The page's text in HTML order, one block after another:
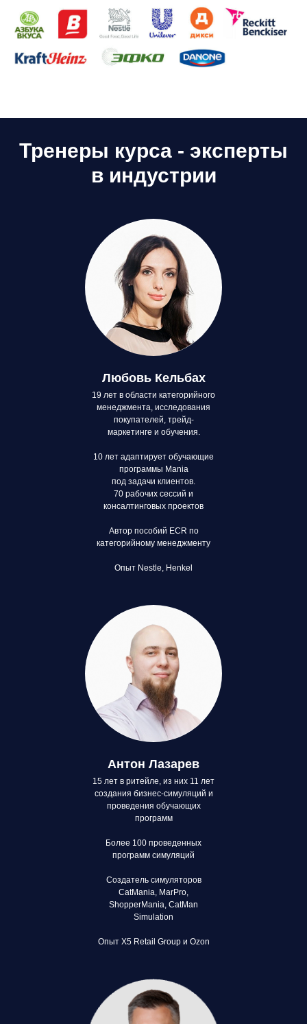
Тренеры курса - эксперты
в индустрии
Любовь Кельбах
19 лет в области категорийного
менеджмента, исследования
покупателей, трейд-
маркетинге и обучения.
10 лет адаптирует обучающие
программы Mania
под задачи клиентов.
70 рабочих сессий и
консалтинговых проектов
Автор пособий ECR по
категорийному менеджменту
Опыт Nestle, Henkel
Антон Лазарев
15 лет в ритейле, из них 11 лет
создания бизнес-симуляций и
проведения обучающих
программ
Более 100 проведенных
программ симуляций
Создатель симуляторов
CatMania, MarPro,
ShopperMania, CatMan
Simulation
Опыт X5 Retail Group и Ozon